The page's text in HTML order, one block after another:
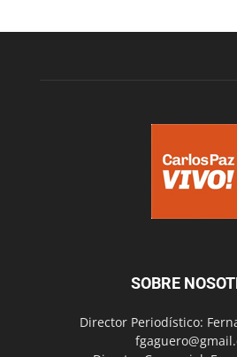
SOBRE
Director Periodístico: